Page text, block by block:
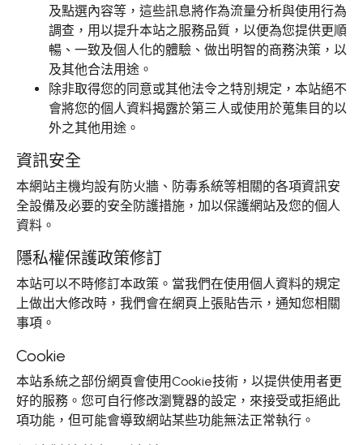
及點選內容等，這些訊息將作為流量分析與使用行為
調查，用以提升本站之服務品質，以便為您提供更順
暢、一致及個人化的體驗、做出明智的商務決策，以
及其他合法用途。
除非取得您的同意或其他法令之特別規定，本站絕不
會將您的個人資料揭露於第三人或使用於蒐集目的以
外之其他用途。
資訊安全
本網站主機均設有防火牆、防毒系統等相關的各項資訊安
全設備及必要的安全防護措施，加以保護網站及您的個人
資料。
隱私權保護政策修訂
本站可以不時修訂本政策。當我們在使用個人資料的規定
上做出大修改時，我們會在網頁上張貼告示，通知您相關
事項。
Cookie
本站系統之部份網頁會使用Cookie技術，以提供使用者更
好的服務。您可自行修改瀏覽器的設定，來接受或拒絕此
項功能，但可能會導致網站某些功能無法正常執行。